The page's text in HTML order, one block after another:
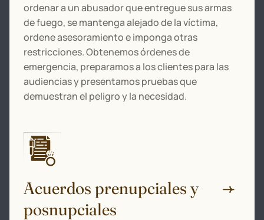
ordenar a un abusador que entregue sus armas
de fuego, se mantenga alejado de la víctima,
ordene asesoramiento e imponga otras
restricciones. Obtenemos órdenes de
emergencia, preparamos a los clientes para las
audiencias y presentamos pruebas que
demuestran el peligro y la necesidad.
Acuerdos prenupciales y
posnupciales